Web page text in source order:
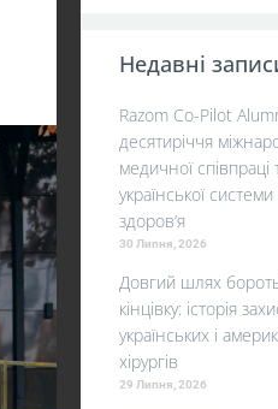
Недавні
Razom Co-Pilot
десятиріччя
медичної співпраці
української
здоров’я
30 Липня, 2026
Довгий шлях
кінцівку: історія
українських і
хірургів
29 Липня, 2026